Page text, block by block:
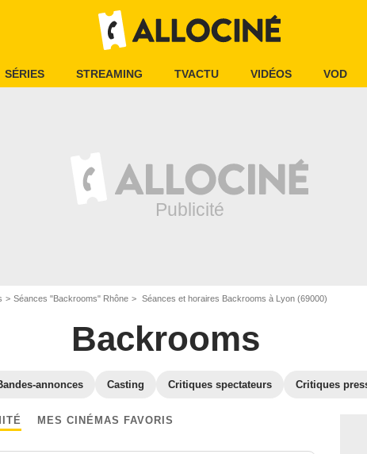
SÉRIES STREAMING TVACTU VIDÉOS VOD
Séances "Backrooms" Rhône Séances et horaires Backrooms à Lyon (69000)
Backrooms
annonces Casting Critiques spectateurs Critiques
MES CINÉMAS FAVORIS